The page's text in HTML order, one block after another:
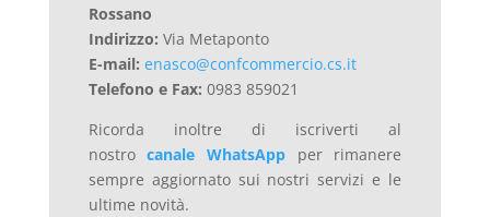
Rossano
Indirizzo: Via Metaponto
E-mail: enasco@confcommercio.cs.it
Telefono e Fax: 0983 859021
Ricorda inoltre di iscriverti al
nostrocanale WhatsApp
per rimanere
sempre aggiornato sui nostri servizi e le
ultime novità.